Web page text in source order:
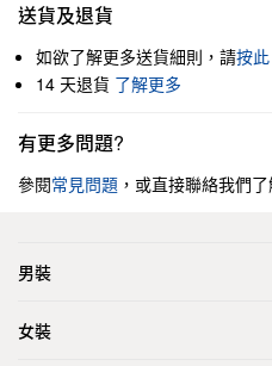
送貨及退貨
如欲了解更多送貨細則，請按此
14 天退貨 了解更多
有更多問題?
參閱常見問題 ，或直接聯絡我們了
男裝
女裝